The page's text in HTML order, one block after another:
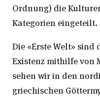
Ordnung) die
Kategorien eingeteilt.
Die «Erste Welt»
Existenz mithilfe von
sehen wir in den
griechischen